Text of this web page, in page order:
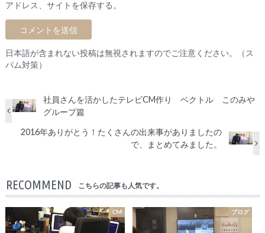
アドレス、サイトを保存する。
日本語が含まれない投稿は無視されますのでご注意ください。（ス
パム対策）
社員さんを活かしたテレビCM作り ベクトル このみや
グループ篇
2016年ありがとう！たくさんの出来事がありましたの
で、まとめてみました。
RECOMMEND こちらの記事も人気です。
CM ブログ